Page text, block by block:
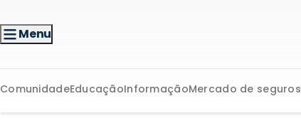
Menu
ComunidadeEducaçãoInformaçãoMercado de seguros